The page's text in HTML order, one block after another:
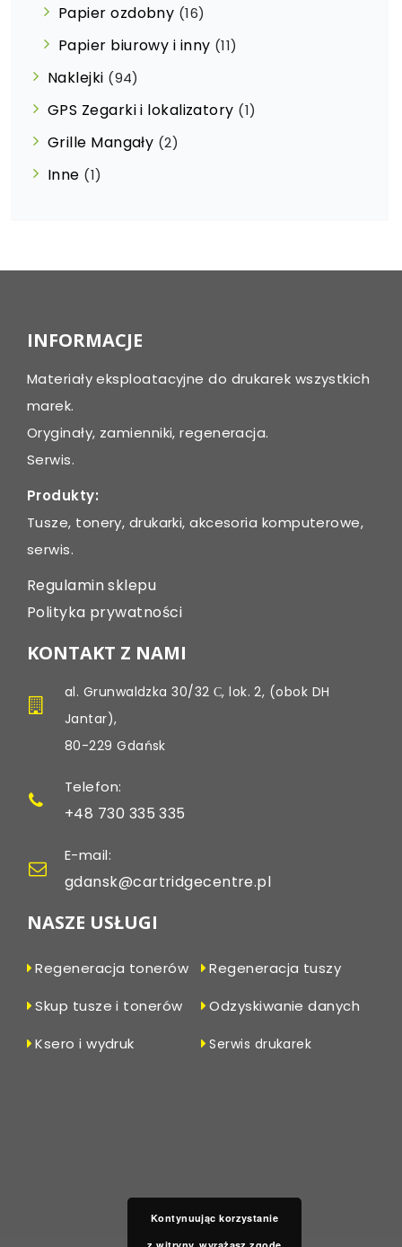
Papier ozdobny (16)
Papier biurowy i inny (11)
Naklejki (94)
GPS Zegarki i lokalizatory (1)
Grille Mangały (2)
Inne (1)
INFORMACJE
Materiały eksploatacyjne do drukarek wszystkich
marek.
Oryginały, zamienniki, regeneracja.
Serwis.
Produkty:
Tusze, tonery, drukarki, akcesoria komputerowe,
serwis.
Regulamin sklepu
Polityka prywatności
KONTAKT Z NAMI
al. Grunwaldzka 30/32 С, lok. 2, (obok DH
Jantar),
80-229 Gdańsk
Telefon:
+48 730 335 335
E-mail:
gdansk@cartridgecentre.pl
NASZE USŁUGI
Regeneracja tonerów
Regeneracja tuszy
Skup tusze i tonerów
Odzyskiwanie danych
Ksero i wydruk
Serwis drukarek
Kontynuując korzystanie